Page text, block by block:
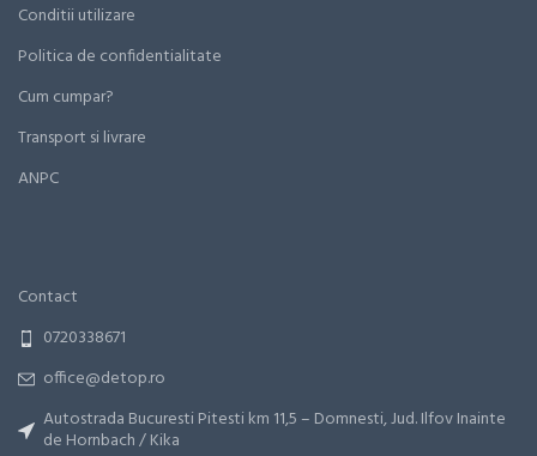
Conditii utilizare
Politica de confidentialitate
Cum cumpar?
Transport si livrare
ANPC
Contact
0720338671
office@detop.ro
Autostrada Bucuresti Pitesti km 11,5 – Domnesti, Jud. Ilfov Inainte
de Hornbach / Kika